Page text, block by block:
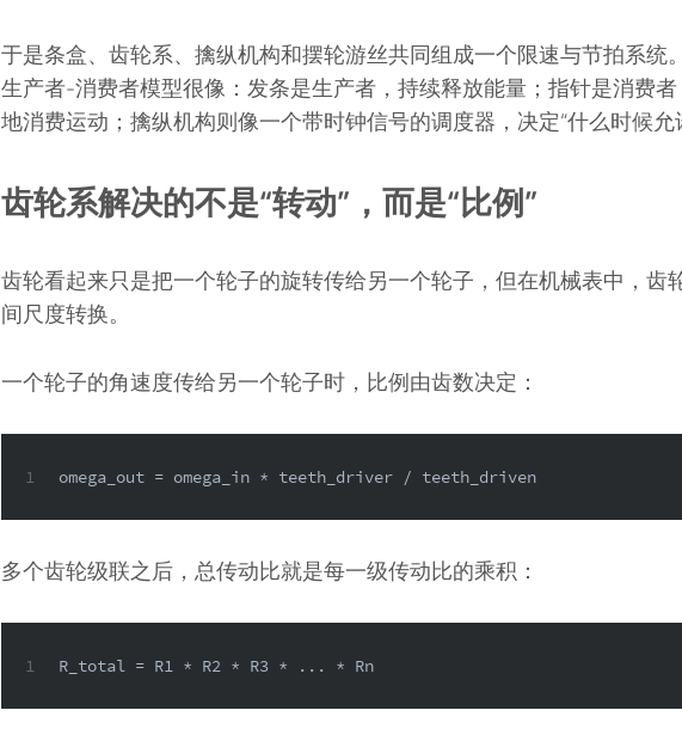
于是条盒、齿轮系、擒纵机构和摆轮游丝共同组成一个限速与节拍系统
生产者-消费者模型很像：发条是生产者，持续释放能量；指针是消费
地消费运动；擒纵机构则像一个带时钟信号的调度器，决定“什么时候允
齿轮系解决的不是“转动”，而是“比例”
齿轮看起来只是把一个轮子的旋转传给另一个轮子，但在机械表中，齿
间尺度转换。
一个轮子的角速度传给另一个轮子时，比例由齿数决定：
1 omega_out = omega_in * teeth_driver / teeth_driven
多个齿轮级联之后，总传动比就是每一级传动比的乘积：
1 R_total = R1 * R2 * R3 * ... * Rn